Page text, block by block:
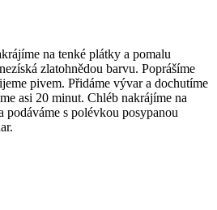
na tenké plátky a pomalu
zlatohnědou barvu. Poprášíme
pivem. Přidáme vývar a dochutíme
asi 20 minut. Chléb nakrájíme na
podáváme s polévkou posypanou